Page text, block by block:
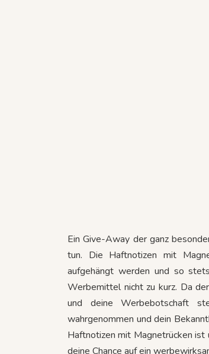
Ein Give-Away der ganz
tun. Die Haftnotizen mit
aufgehängt werden und so
Werbemittel nicht zu kurz. Da
und deine Werbebotschaft
wahrgenommen und dein
Haftnotizen mit Magnetrücken
deine Chance auf ein